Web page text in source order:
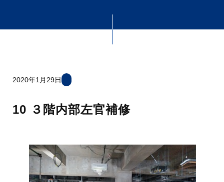
2020年1月29日
10 ３階内部左官補修